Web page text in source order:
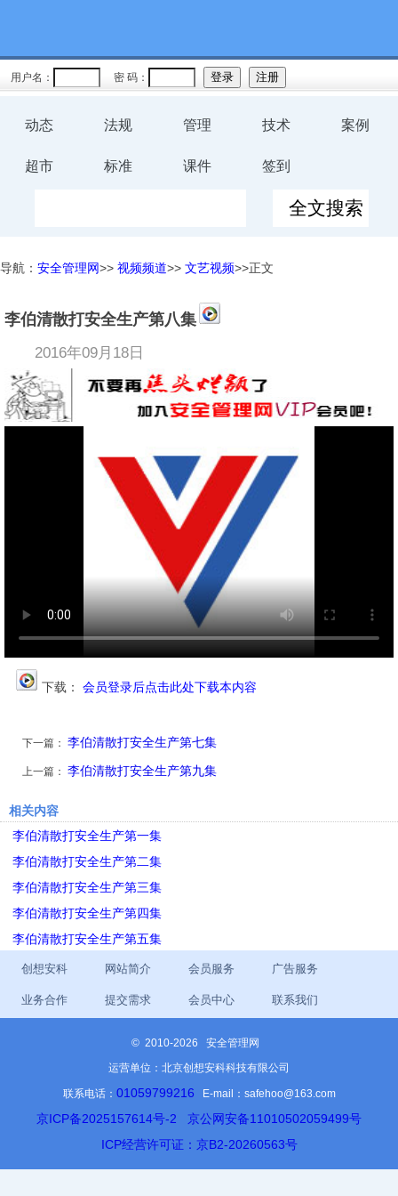
用户名： 密 码：
动态 法规 管理 技术 案例
超市 标准 课件 签到
导航： 安全管理网>> 视频频道>> 文艺视频>>正文
李伯清散打安全生产第八集
2016年09月18日
下载： 会员登录后点击此处下载本内容
下一篇： 李伯清散打安全生产第七集
上一篇： 李伯清散打安全生产第九集
相关内容
李伯清散打安全生产第一集
李伯清散打安全生产第二集
李伯清散打安全生产第三集
李伯清散打安全生产第四集
李伯清散打安全生产第五集
创想安科 网站简介 会员服务 广告服务
业务合作 提交需求 会员中心 联系我们
© 2010-2026 安全管理网
运营单位：北京创想安科科技有限公司
联系电话： 01059799216 E-mail：safehoo@163.com
京ICP备2025157614号-2
京公网安备11010502059499号
ICP经营许可证：京B2-20260563号